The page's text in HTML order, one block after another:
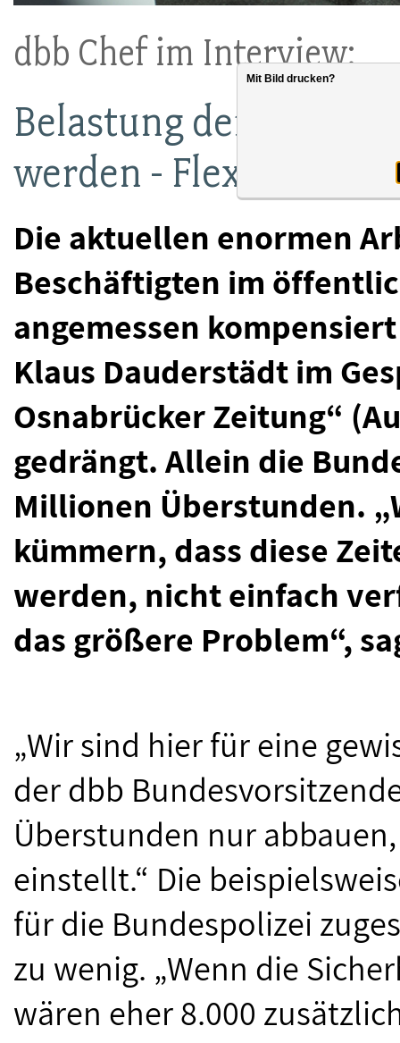
dbb Chef im Interview:
Belastung der
werden - Flexible
Die aktuellen enormen
Beschäftigten im
angemessen
Klaus Dauderstädt im
Osnabrücker Zeitung“
gedrängt. Allein die
Millionen Überstunden.
kümmern, dass diese
werden, nicht einfach
das größere Problem“,
„Wir sind hier für eine
der dbb
Überstunden nur
einstellt.“ Die
für die Bundespolizei
zu wenig. „Wenn die
wären eher 8.000
Mit Bild drucken?